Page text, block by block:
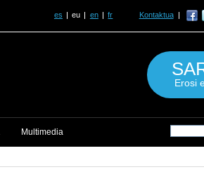
es eu en fr Kontaktua
Erosi
Multimedia